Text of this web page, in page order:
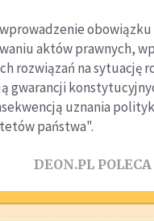
aktów prawnych,
rozwiązań na sytuację
gwarancji
uznania
państwa".
DEON.PL POLECA